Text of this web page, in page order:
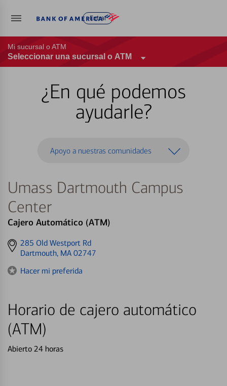
Entrar
Mi sucursal o ATM
Seleccionar una sucursal o ATM
¿En qué podemos
ayudarle?
Apoyo a nuestras comunidades
Umass Dartmouth Campus
Center
Cajero Automático (ATM)
Get
directions
285 Old Westport Rd
Dartmouth, MA 02747
Hacer mi preferida
Horario de cajero automático
(ATM)
Abierto 24 horas